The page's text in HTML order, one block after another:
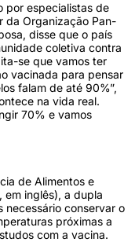
por especialistas de
da Organização Pan-
disse que o país
coletiva contra
se que vamos ter
vacinada para pensar
falam de até 90%”,
na vida real.
70% e vamos
de Alimentos e
em inglês), a dupla
necessário conservar o
próximas a
com a vacina.